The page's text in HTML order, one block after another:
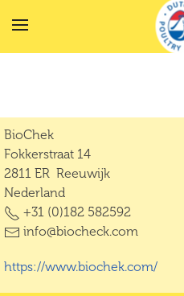
Terug naar hoofdinhoud
BioChek
Fokkerstraat 14
2811 ER Reeuwijk
Nederland
+31 (0)182 582592
info@biocheck.com
https://www.biochek.com/